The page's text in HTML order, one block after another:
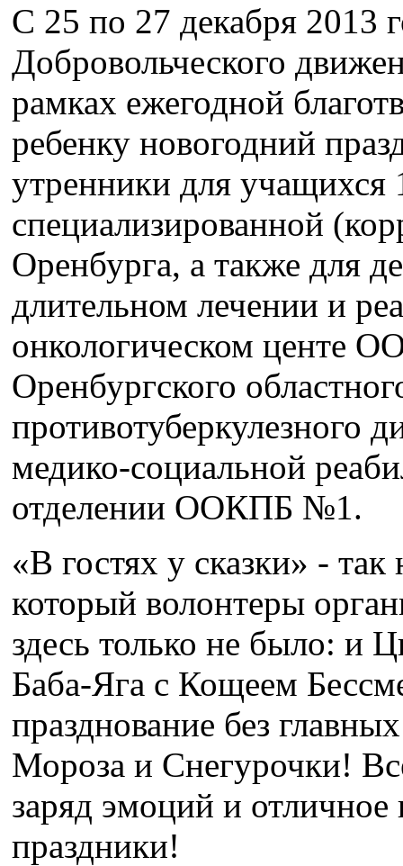
С 25 по 27 декабря 2013
Добровольческого
рамках ежегодной
ребенку новогодний
утренники для учащихся
специализированной
Оренбурга, а также для
длительном лечении и
онкологическом центе
Оренбургского
противотуберкулезного
медико-социальной
отделении ООКПБ №1.
«В гостях у сказки» - так
который волонтеры
здесь только не было: и
Баба-Яга с Кощеем
празднование без
Мороза и Снегурочки!
заряд эмоций и отличное
праздники!